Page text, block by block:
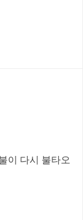
이 다시 불타오